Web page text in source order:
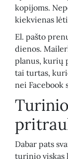
kopijoms.
kiekvienas
El. pašto
dienos.
planus, kurių
tai turtas,
nei Facebook
Dabar pats
turinio viskas